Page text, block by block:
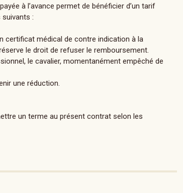
à l’avance permet de bénéficier d’un tarif
suivants :
certificat médical de contre indication à la
le droit de refuser le remboursement.
le cavalier, momentanément empêché de
une réduction.
un terme au présent contrat selon les